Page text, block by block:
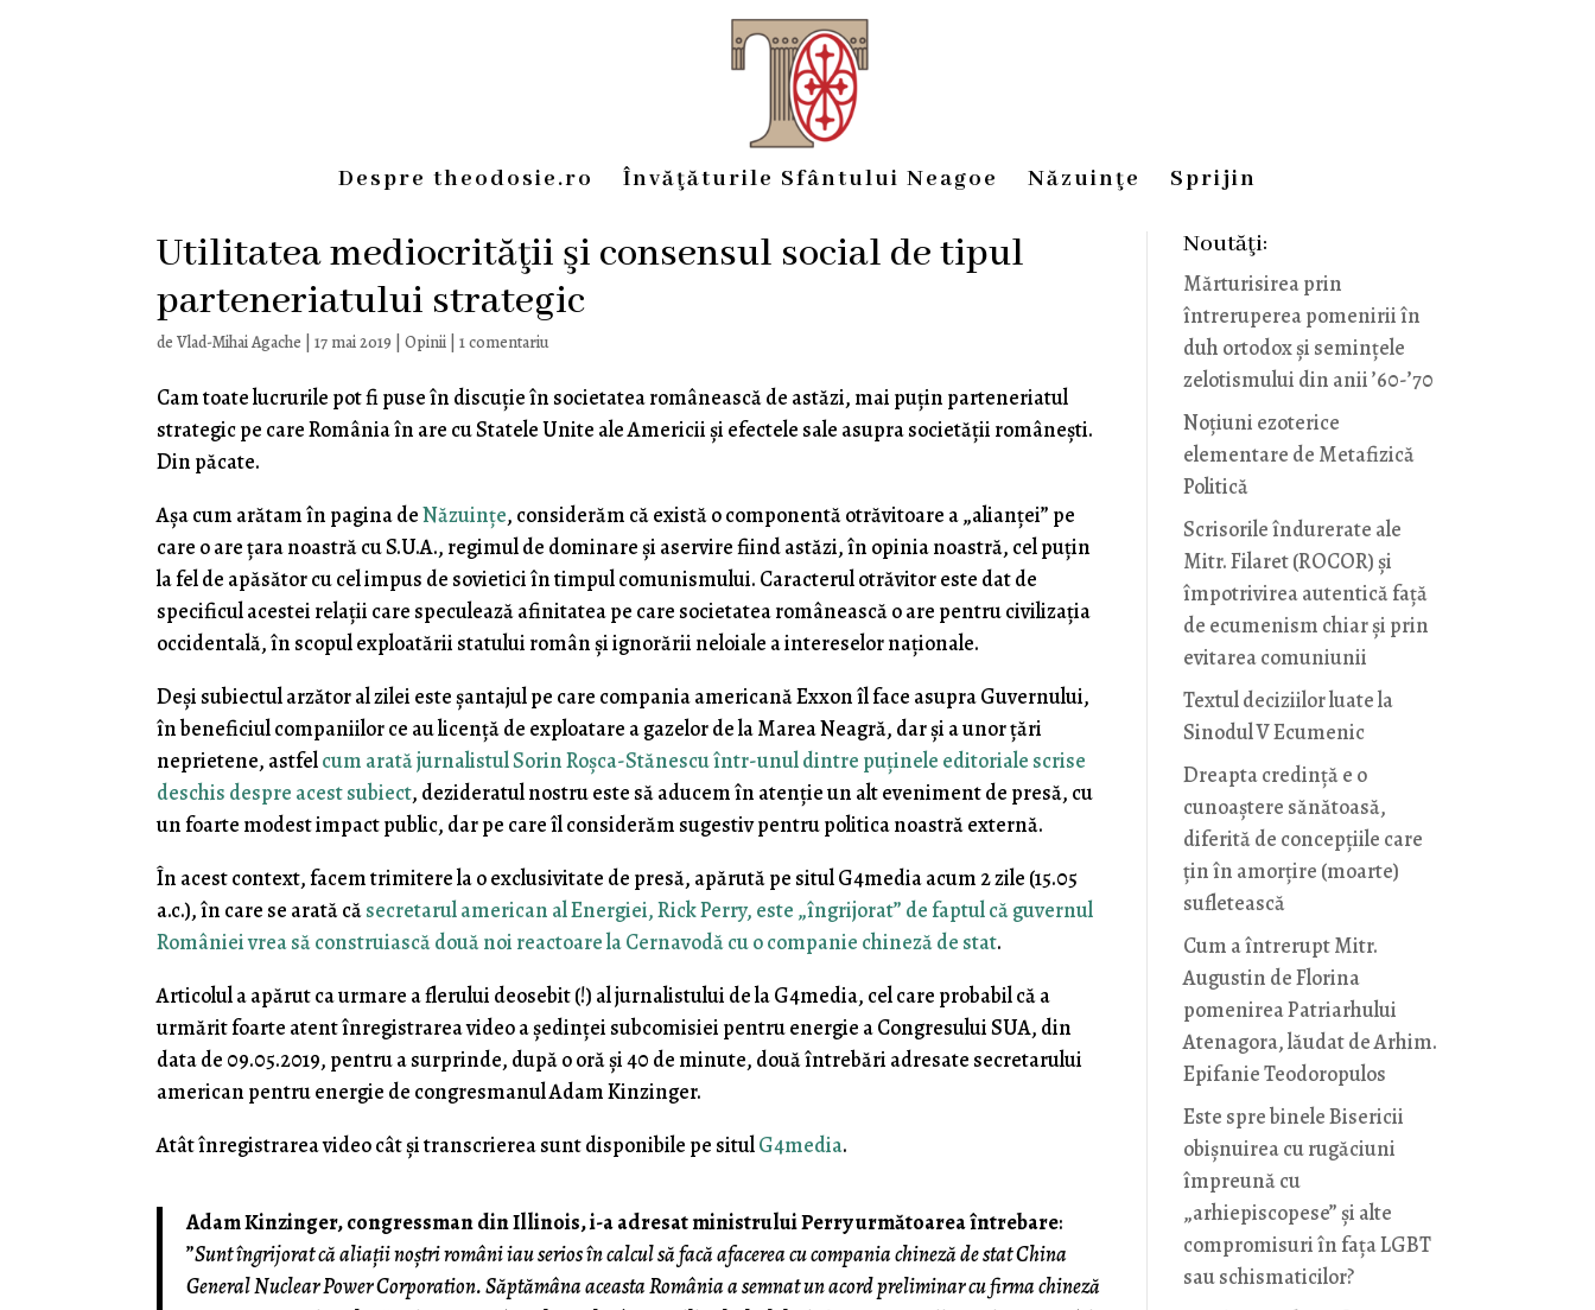
Despre theodosie.ro Învăţăturile Sfântului Neagoe Năzuinţe Sprijin
Utilitatea mediocrităţii şi consensul social de tipul
parteneriatului strategic
de Vlad-Mihai Agache 17 mai 2019 Opinii 1 comentariu
Cam toate lucrurile pot fi puse în discuţie în societatea românească de astăzi, mai puţin parteneriatul
strategic pe care România în are cu Statele Unite ale Americii şi efectele sale asupra societăţii româneşti.
Din păcate.
Aşa cum arătam în pagina deNăzuinţe, considerăm că există o componentă otrăvitoare a „alianţei” pe
care o are ţara noastră cu S.U.A., regimul de dominare şi aservire fiind astăzi, în opinia noastră, cel puţin
la fel de apăsător cu cel impus de sovietici în timpul comunismului. Caracterul otrăvitor este dat de
specificul acestei relaţii care speculează afinitatea pe care societatea românească o are pentru civilizaţia
occidentală, în scopul exploatării statului român şi ignorării neloiale a intereselor naționale.
Deşi subiectul arzător al zilei este şantajul pe care compania americană Exxon îl face asupra Guvernului,
în beneficiul companiilor ce au licenţă de exploatare a gazelor de la Marea Neagră, dar şi a unor ţări
neprietene, astfelcum arată jurnalistul Sorin Roşca-Stănescu într-unul dintre puţinele editoriale scrise
deschis despre acest subiect, dezideratul nostru este să aducem în atenţie un alt eveniment de presă, cu
un foarte modest impact public, dar pe care îl considerăm sugestiv pentru politica noastră externă.
În acest context, facem trimitere la o exclusivitate de presă, apărută pe situl G4media acum 2 zile (15.05
a.c.), în care se arată căsecretarul american al Energiei, Rick Perry, este „îngrijorat” de faptul că guvernul
României vrea să construiască două noi reactoare la Cernavodă cu o companie chineză de stat.
Articolul a apărut ca urmare a flerului deosebit (!) al jurnalistului de la G4media, cel care probabil că a
urmărit foarte atent înregistrarea video a şedinţei subcomisiei pentru energie a Congresului SUA, din
data de 09.05.2019, pentru a surprinde, după o oră şi 40 de minute, două întrebări adresate secretarului
american pentru energie de congresmanul Adam Kinzinger.
Atât înregistrarea video cât şi transcrierea sunt disponibile pe situlG4media.
Adam Kinzinger, congressman din Illinois, i-a adresat ministrului Perry următoarea întrebare:
”Sunt îngrijorat că aliații noștri români iau serios în calcul să facă afacerea cu compania chineză de stat China
General Nuclear Power Corporation. Săptămâna aceasta România a semnat un acord preliminar cu firma chineză
Noutăţi:
Mărturisirea prin
întreruperea pomenirii în
duh ortodox și semințele
zelotismului din anii ’60-’70
Noţiuni ezoterice
elementare de Metafizică
Politică
Scrisorile îndurerate ale
Mitr. Filaret (ROCOR) și
împotrivirea autentică față
de ecumenism chiar și prin
evitarea comuniunii
Textul deciziilor luate la
Sinodul V Ecumenic
Dreapta credință e o
cunoaștere sănătoasă,
diferită de concepțiile care
țin în amorțire (moarte)
sufletească
Cum a întrerupt Mitr.
Augustin de Florina
pomenirea Patriarhului
Atenagora, lăudat de Arhim.
Epifanie Teodoropulos
Este spre binele Bisericii
obișnuirea cu rugăciuni
împreună cu
„arhiepiscopese” și alte
compromisuri în fața LGBT
sau schismaticilor?